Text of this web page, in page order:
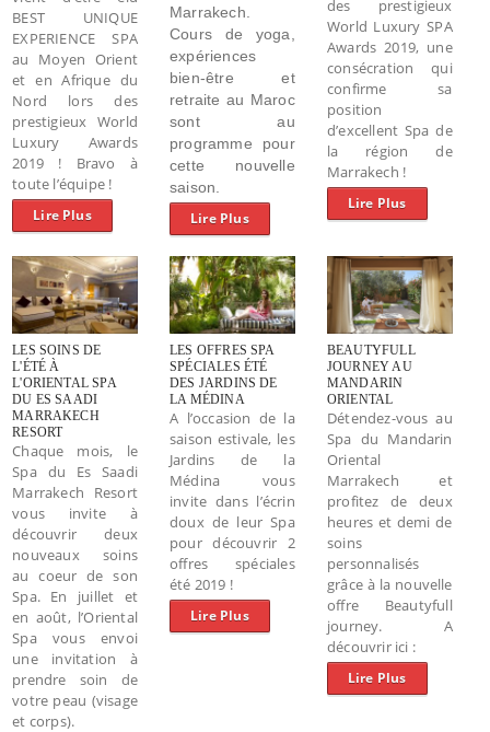
BEST UNIQUE
EXPERIENCE SPA
au Moyen Orient
et en Afrique du
Nord lors des
prestigieux World
Luxury Awards
2019 ! Bravo à
toute l’équipe !
Lire Plus
Marrakech.
Cours de yoga,
expériences
bien-être et
retraite au Maroc
sont au
programme pour
cette nouvelle
saison.
Lire Plus
des prestigieux
World Luxury SPA
Awards 2019, une
consécration qui
confirme sa
position
d’excellent Spa de
la région de
Marrakech !
Lire Plus
LES SOINS DE
L'ÉTÉ À
L'ORIENTAL SPA
DU ES SAADI
MARRAKECH
RESORT
Chaque mois, le
Spa du Es Saadi
Marrakech Resort
vous invite à
découvrir deux
nouveaux soins
au coeur de son
Spa. En juillet et
en août, l’Oriental
Spa vous envoi
une invitation à
prendre soin de
votre peau (visage
et corps).
LES OFFRES SPA
SPÉCIALES ÉTÉ
DES JARDINS DE
LA MÉDINA
A l’occasion de la
saison estivale, les
Jardins de la
Médina vous
invite dans l’écrin
doux de leur Spa
pour découvrir 2
offres spéciales
été 2019 !
Lire Plus
BEAUTYFULL
JOURNEY AU
MANDARIN
ORIENTAL
Détendez-vous au
Spa du Mandarin
Oriental
Marrakech et
profitez de deux
heures et demi de
soins
personnalisés
grâce à la nouvelle
offre Beautyfull
journey. A
découvrir ici :
Lire Plus